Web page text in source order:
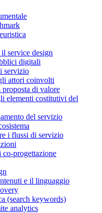
service design
digitali
servizio
attori coinvolti
di valore
elementi costitutivi del
del servizio
i flussi di servizio
progettazione
e il linguaggio
(search keywords)
analytics